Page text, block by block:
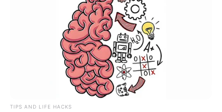
Polícia Militar resgata mulher de
cárcere privado em Assis
A vitima estava há três dias no local proibida de sair e de
TIPS AND LIFE HACKS